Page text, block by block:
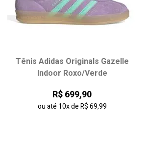
Tênis Adidas Originals Gazelle
Indoor Roxo/Verde
R$ 699,90
ou até 10xdeR$ 69,99